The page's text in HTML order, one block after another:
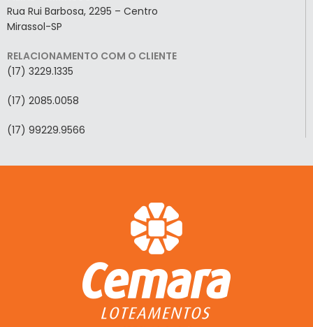
Rua Rui Barbosa, 2295 – Centro
Mirassol-SP
RELACIONAMENTO COM O CLIENTE
(17) 3229.1335
(17) 2085.0058
(17) 99229.9566